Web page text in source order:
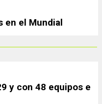
en el Mundial
y con 48 equipos e